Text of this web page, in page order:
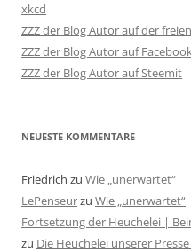
xkcd
ZZZ der Blog Autor auf der
ZZZ der Blog Autor auf
ZZZ der Blog Autor auf Steemit
NEUESTE KOMMENTARE
Friedrich zu Wie „unerwartet“
LePenseurzu Wie „unerwartet“
Fortsetzung der Heuchelei |
zu Die Heuchelei unserer